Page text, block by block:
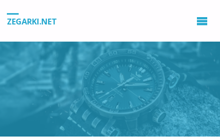
ZEGARKI.NET